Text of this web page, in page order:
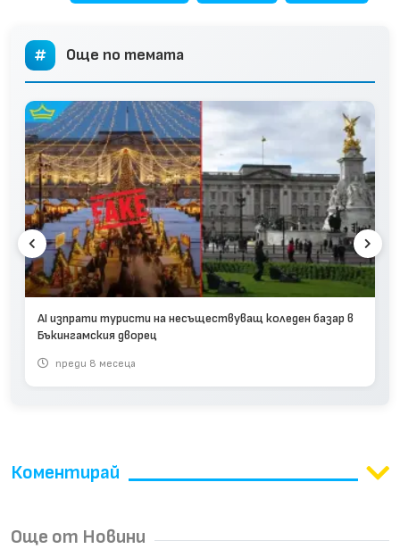
Още по темата
AI изпрати туристи на несъществуващ коледен базар в
Бъкингамския дворец
преди 8 месеца
Коментирай
Още от Новини